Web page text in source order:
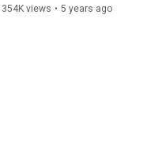
354K views • 5 years ago